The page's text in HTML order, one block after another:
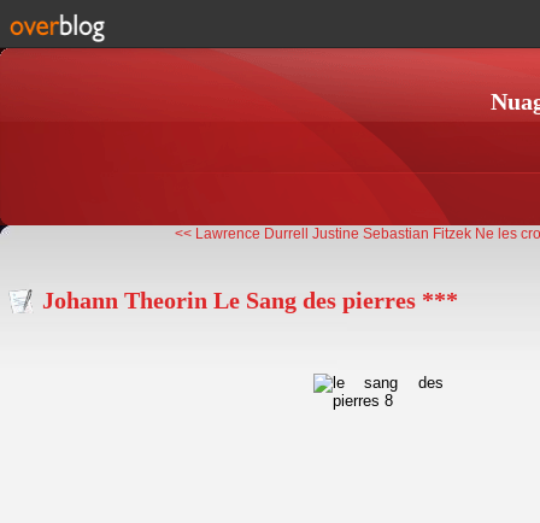
<< Lawrence Durrell Justine Sebastian Fitzek Ne les
Johann Theorin Le Sang des pierres ***